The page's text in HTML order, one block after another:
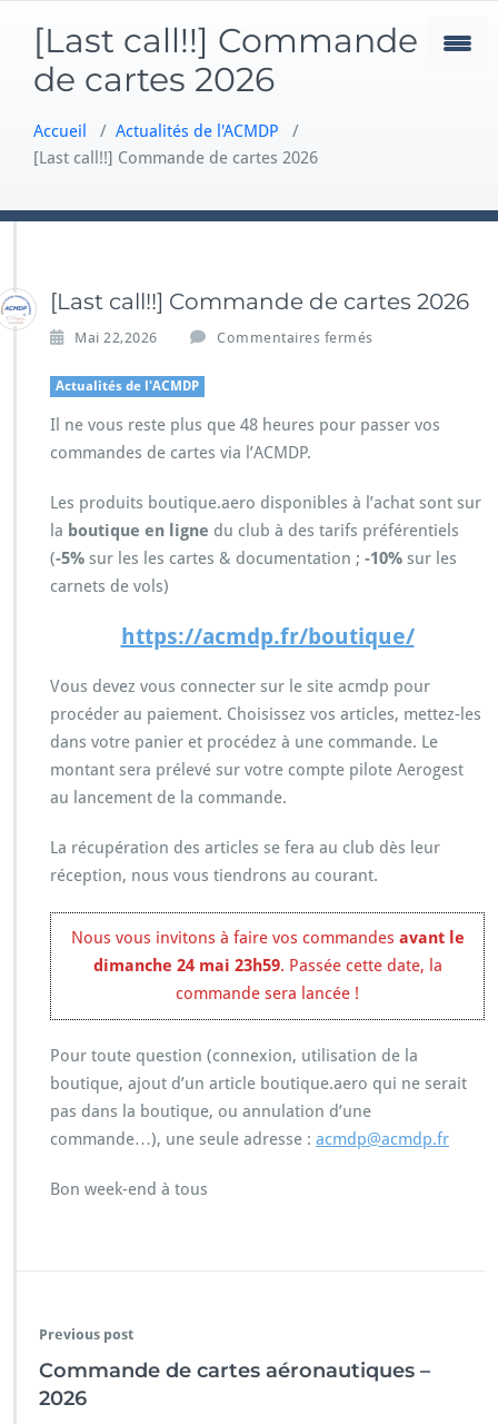
content
[Last call!!] Commande
de cartes 2026
Accueil / Actualités de l'ACMDP /
[Last call!!] Commande de cartes 2026
[Last call!!] Commande de cartes 2026
Mai 22,2026 Commentaires fermés
a
a
l
l!!]
m
n
d
e
e
r
s
2
0
Actualités de l'ACMDP
Il ne vous reste plus que 48 heures pour passer vos
commandes de cartes via l’ACMDP.
Les produits boutique.aero disponibles à l’achat sont sur
la boutique en ligne du club à des tarifs préférentiels
(-5% sur les les cartes & documentation ; -10% sur les
carnets de vols)
https://acmdp.fr/boutique/
Vous devez vous connecter sur le site acmdp pour
procéder au paiement. Choisissez vos articles, mettez-les
dans votre panier et procédez à une commande. Le
montant sera prélevé sur votre compte pilote Aerogest
au lancement de la commande.
La récupération des articles se fera au club dès leur
réception, nous vous tiendrons au courant.
Nous vous invitons à faire vos commandes avant le
dimanche 24 mai 23h59. Passée cette date, la
commande sera lancée !
Pour toute question (connexion, utilisation de la
boutique, ajout d’un article boutique.aero qui ne serait
pas dans la boutique, ou annulation d’une
commande…), une seule adresse : acmdp@acmdp.fr
Bon week-end à tous
Previous post
Commande de cartes aéronautiques –
2026